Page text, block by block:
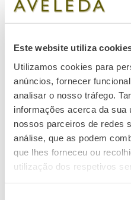
Este website utiliza
Utilizamos cookies para
anúncios, fornecer
analisar o nosso tráfego.
informações acerca da sua
nossos parceiros de redes
análise, que as podem
que lhes forneceu ou
utilização dos respetivos
Cor: Amarelo-limão pálido,
de flor de sabugueiro.
Sabor: Fresco e vibrante, com
persistente, com nuances de
Harmonizações
frescas, onde a frescura do
Descobrir Vinho & Arte
Sugestões de Serviço
• Servir a uma temperatura entre
• Armazenar na horizontal, em
luz
• Consumir até 5 anos após
Download ficha técnica
A gama Castas é uma